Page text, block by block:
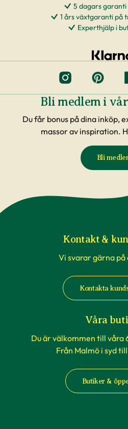
5 dagars
1 års växtgaranti på
Experthjälp i
Bli medlem i
Du får bonus på dina inköp,
massor av inspiration.
Bli
Kontakt &
Vi svarar gärna
Kontakta
Våra
Du är välkommen till våra
Från Malmö i syd
Butiker &